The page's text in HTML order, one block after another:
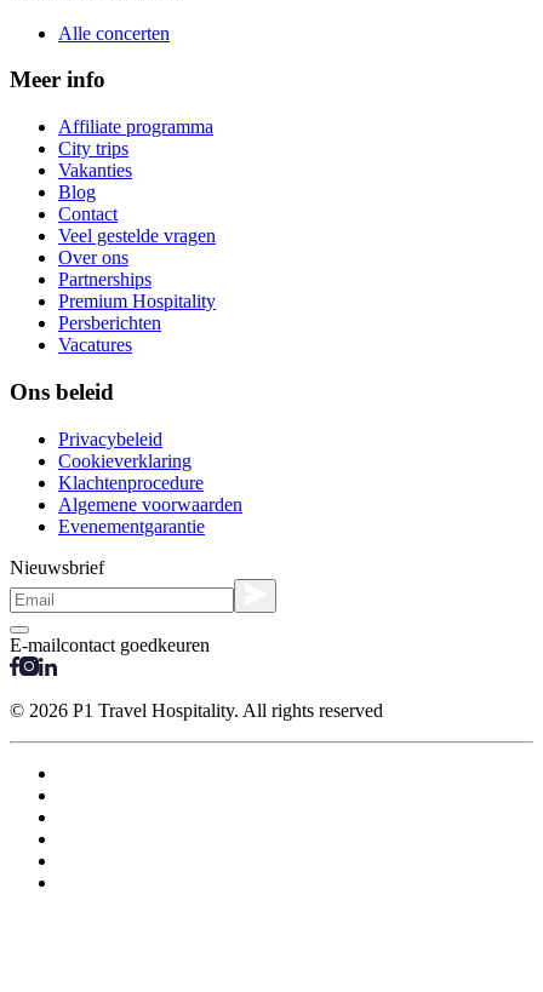
Alle concerten
Meer info
Affiliate programma
City trips
Vakanties
Blog
Contact
Veel gestelde vragen
Over ons
Partnerships
Premium Hospitality
Persberichten
Vacatures
Ons beleid
Privacybeleid
Cookieverklaring
Klachtenprocedure
Algemene voorwaarden
Evenementgarantie
Nieuwsbrief
E-mailcontact goedkeuren
© 2026 P1 Travel Hospitality. All rights reserved